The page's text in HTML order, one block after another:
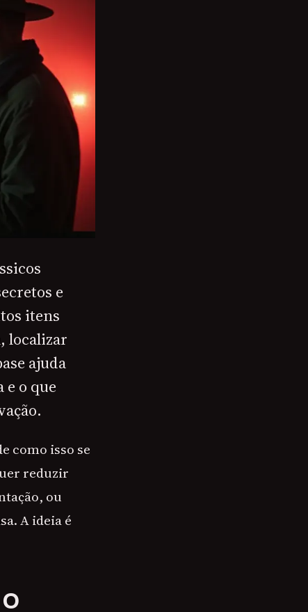
e
itens
localizar
ajuda
e o que
como isso se
reduzir
ou
A ideia é